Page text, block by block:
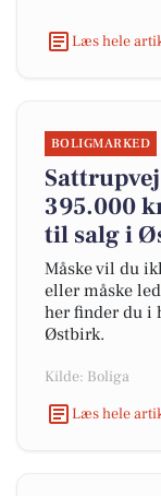
Læs hele
BOLIGMARKED
395.000
til salg i
Måske vil du
eller måske
her finder du i
Østbirk.
Kilde: Boliga
Læs hele